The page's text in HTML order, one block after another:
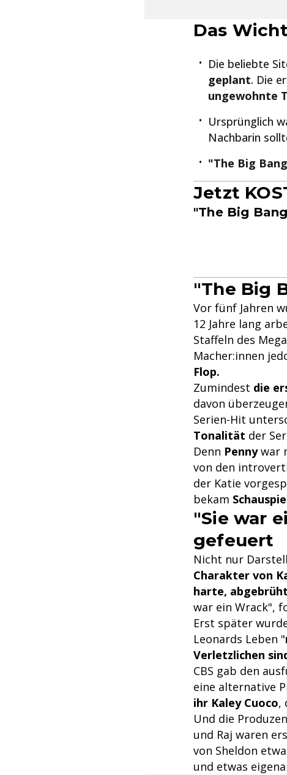
Das
Die beliebte
geplant. Die
ungewohnte
Ursprünglich
Nachbarin
"The Big
Jetzt
"The Big
"The Big
Vor fünf Jahren
12 Jahre lang
Staffeln des
Macher:innen
Flop.
Zumindest die
davon
Serien-Hit
Tonalität der
Denn Pennywar
von den
der Katie
bekam
"Sie war
gefeuert
Nicht nur
Charakter von
harte,
war ein Wrack",
Erst später
Leonards Leben "
Verletzlichen
CBS gab den
eine alternative
ihr Kaley Cuoco,
Und die
und Raj waren
von Sheldon
und etwas